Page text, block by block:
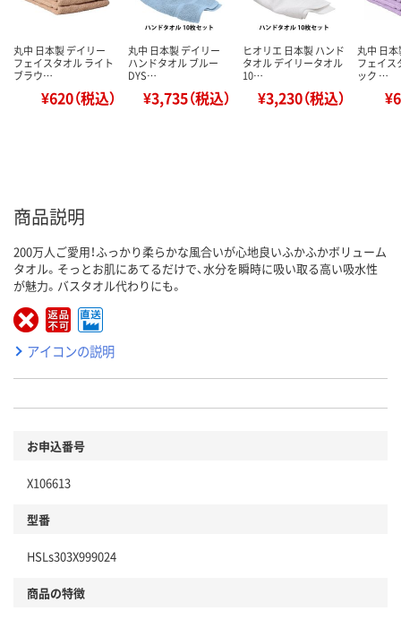
丸中 日本製 デイリー
フェイスタオル ライト
ブラウ…
¥620（税込）
丸中 日本製 デイリー
ハンドタオル ブルー
DYS…
¥3,735（税込）
ヒオリエ 日本製 ハンド
タオル デイリータオル
10…
¥3,230（税込）
丸中 日
フェイス
ック …
商品説明
200万人ご愛用！ふっかり柔らかな風合いが心地良いふかふかボリューム
タオル。そっとお肌にあてるだけで、水分を瞬時に吸い取る高い吸水性
が魅力。バスタオル代わりにも。
アイコンの説明
お申込番号
X106613
型番
HSLs303X999024
商品の特徴